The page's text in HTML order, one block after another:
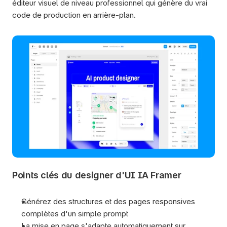
éditeur visuel de niveau professionnel qui génère du vrai
code de production en arrière-plan.
Points clés du designer d'UI IA Framer
Générez des structures et des pages responsives
complètes d'un simple prompt